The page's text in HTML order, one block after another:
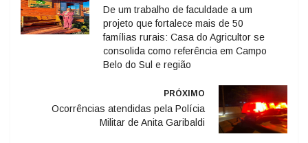
De um trabalho de faculdade a um
projeto que fortalece mais de 50
famílias rurais: Casa do Agricultor se
consolida como referência em Campo
Belo do Sul e região
PRÓXIMO
Ocorrências atendidas pela Polícia
Militar de Anita Garibaldi